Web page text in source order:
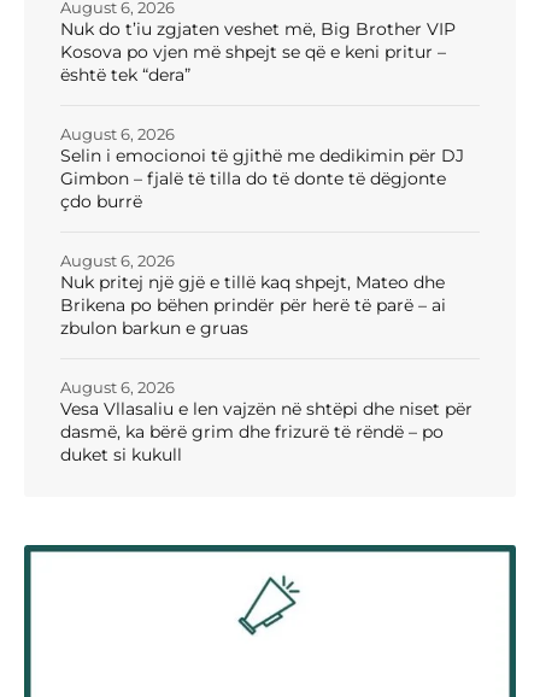
Nuk do t’iu zgjaten veshet më, Big Brother VIP
Kosova po vjen më shpejt se që e keni pritur –
është tek “dera”
August 6, 2026
Selin i emocionoi të gjithë me dedikimin për DJ
Gimbon – fjalë të tilla do të donte të dëgjonte
çdo burrë
August 6, 2026
Nuk pritej një gjë e tillë kaq shpejt, Mateo dhe
Brikena po bëhen prindër për herë të parë – ai
zbulon barkun e gruas
August 6, 2026
Vesa Vllasaliu e len vajzën në shtëpi dhe niset për
dasmë, ka bërë grim dhe frizurë të rëndë – po
duket si kukull
August 6, 2026